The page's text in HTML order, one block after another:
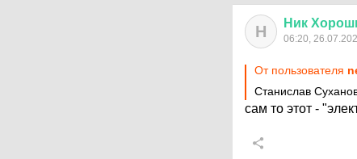
Н Ник
06:20,
От пользователя
Станислав
сам то этот -